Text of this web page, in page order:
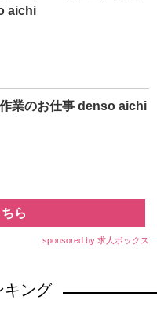
aichi
業のお仕事 denso aichi
ら
sponsored by 求人ボックス
キング